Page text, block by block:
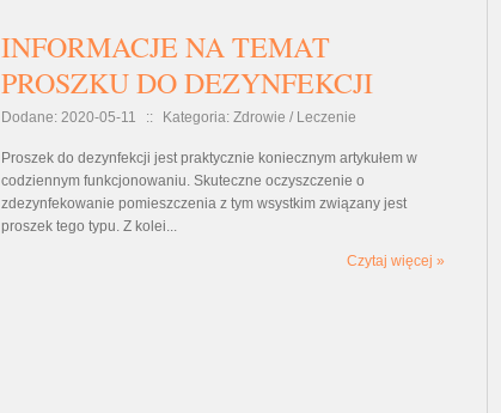
INFORMACJE NA TEMAT
PROSZKU DO DEZYNFEKCJI
Dodane: 2020-05-11 :: Kategoria: Zdrowie / Leczenie
Proszek do dezynfekcji jest praktycznie koniecznym artykułem w
codziennym funkcjonowaniu. Skuteczne oczyszczenie o
zdezynfekowanie pomieszczenia z tym wsystkim związany jest
proszek tego typu. Z kolei...
Czytaj więcej »